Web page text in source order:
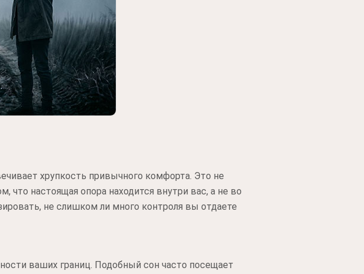
хрупкость привычного комфорта. Это не
что настоящая опора находится внутри вас, а не во
не слишком ли много контроля вы отдаете
ваших границ. Подобный сон часто посещает